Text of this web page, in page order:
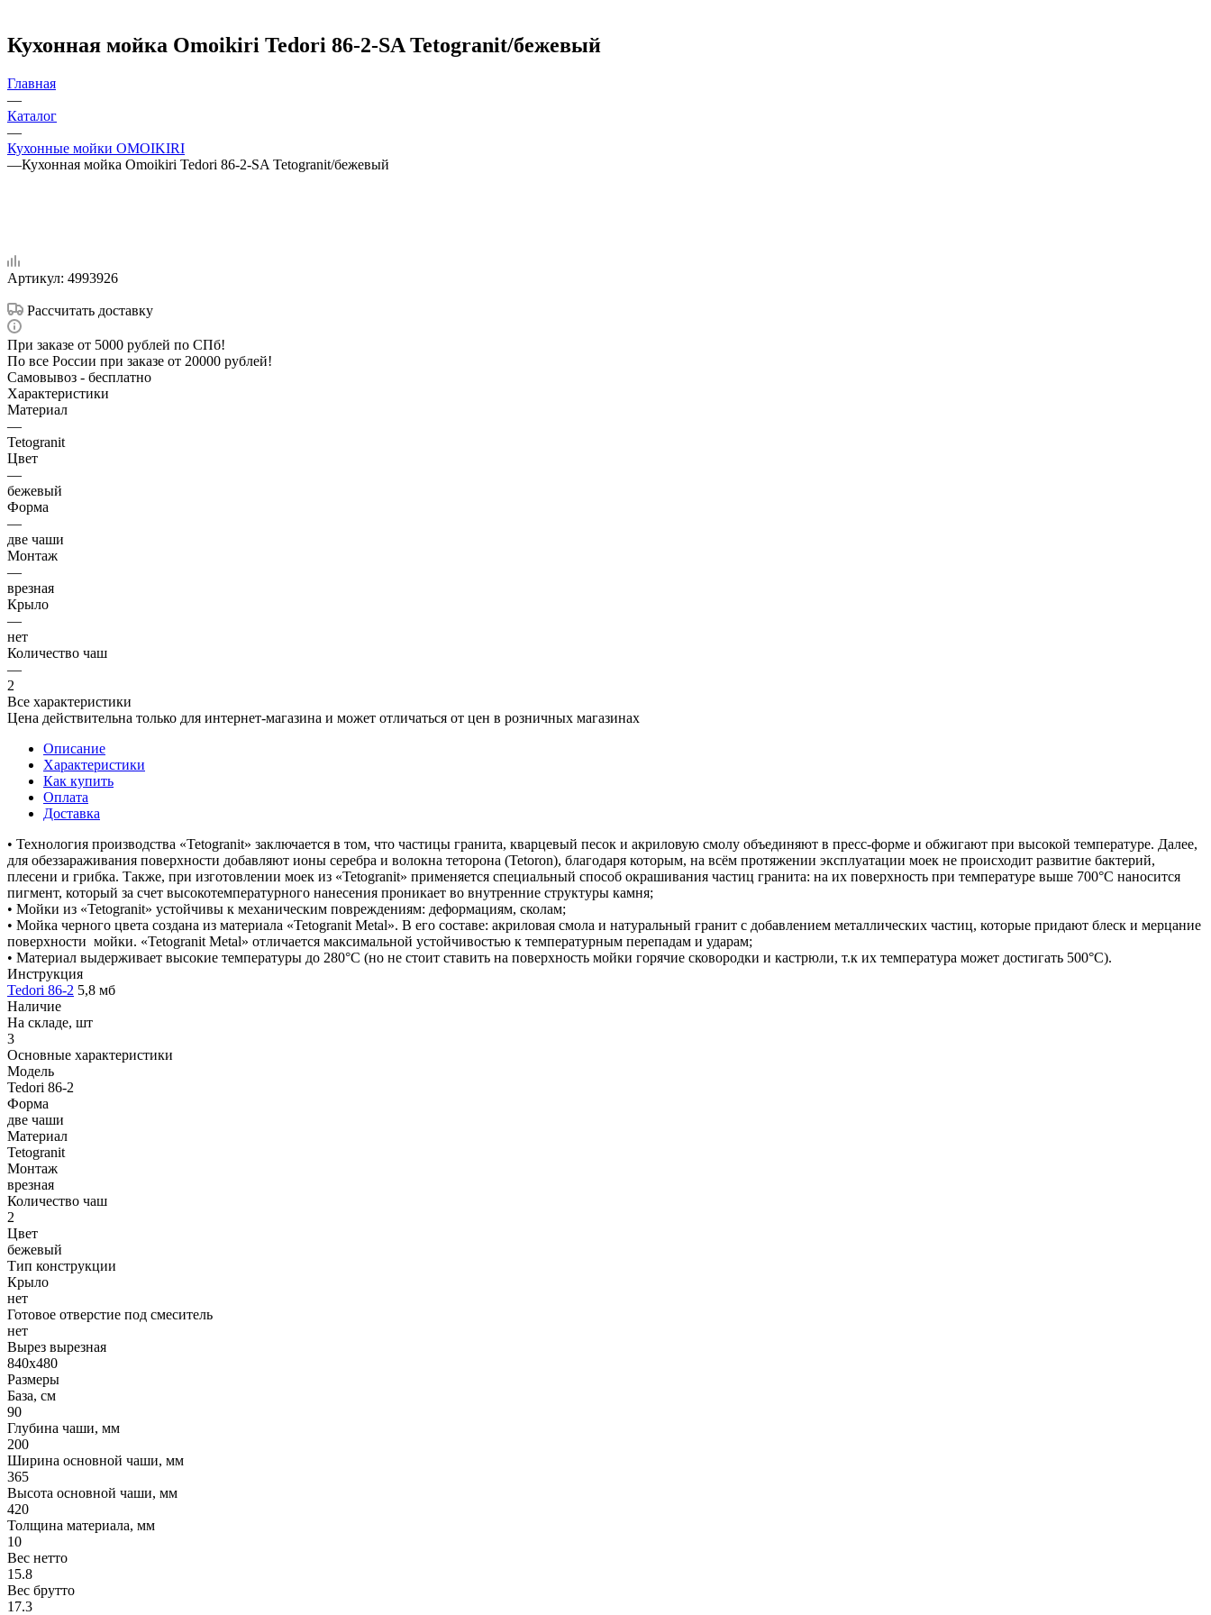
Кухонная мойка Omoikiri Tedori 86-2-SA Tetogranit/бежевый
Главная
—
Каталог
—
Кухонные мойки OMOIKIRI
—Кухонная мойка Omoikiri Tedori 86-2-SA Tetogranit/бежевый
Артикул: 4993926
Рассчитать доставку
При заказе от 5000 рублей по СПб!
По все России при заказе от 20000 рублей!
Самовывоз - бесплатно
Характеристики
Материал
—
Tetogranit
Цвет
—
бежевый
Форма
—
две чаши
Монтаж
—
врезная
Крыло
—
нет
Количество чаш
—
2
Все характеристики
Цена действительна только для интернет-магазина и может отличаться от цен в розничных магазинах
Описание
Характеристики
Как купить
Оплата
Доставка
• Технология производства «Tetogranit» заключается в том, что частицы гранита, кварцевый песок и акриловую смолу объединяют в пресс-форме и обжигают при высокой температуре. Далее,
для обеззараживания поверхности добавляют ионы серебра и волокна теторона (Tetoron), благодаря которым, на всём протяжении эксплуатации моек не происходит развитие бактерий,
плесени и грибка. Также, при изготовлении моек из «Tetogranit» применяется специальный способ окрашивания частиц гранита: на их поверхность при температуре выше 700°С наносится
пигмент, который за счет высокотемпературного нанесения проникает во внутренние структуры камня;
• Мойки из «Tetogranit» устойчивы к механическим повреждениям: деформациям, сколам;
• Мойка черного цвета создана из материала «Tetogranit Metal». В его составе: акриловая смола и натуральный гранит с добавлением металлических частиц, которые придают блеск и мерцание
поверхности мойки. «Tetogranit Metal» отличается максимальной устойчивостью к температурным перепадам и ударам;
• Материал выдерживает высокие температуры до 280°С (но не стоит ставить на поверхность мойки горячие сковородки и кастрюли, т.к их температура может достигать 500°С).
Инструкция
Tedori 86-2 5,8 мб
Наличие
На складе, шт
3
Основные характеристики
Модель
Tedori 86-2
Форма
две чаши
Материал
Tetogranit
Монтаж
врезная
Количество чаш
2
Цвет
бежевый
Тип конструкции
Крыло
нет
Готовое отверстие под смеситель
нет
Вырез вырезная
840x480
Размеры
База, см
90
Глубина чаши, мм
200
Ширина основной чаши, мм
365
Высота основной чаши, мм
420
Толщина материала, мм
10
Вес нетто
15.8
Вес брутто
17.3